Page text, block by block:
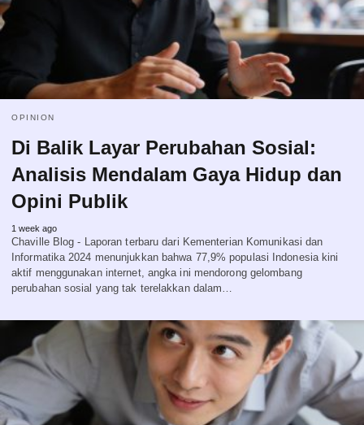
OPINION
Di Balik Layar Perubahan Sosial:
Analisis Mendalam Gaya Hidup dan
Opini Publik
1 week ago
Chaville Blog - Laporan terbaru dari Kementerian Komunikasi dan
Informatika 2024 menunjukkan bahwa 77,9% populasi Indonesia kini
aktif menggunakan internet, angka ini mendorong gelombang
perubahan sosial yang tak terelakkan dalam…